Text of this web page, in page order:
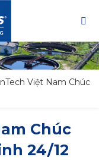
Việt Nam Chúc
Chúc
24/12